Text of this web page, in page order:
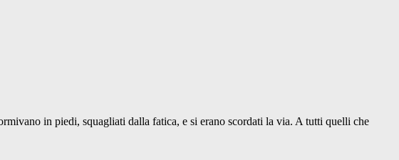
in piedi, squagliati dalla fatica, e si erano scordati la via. A tutti quelli che